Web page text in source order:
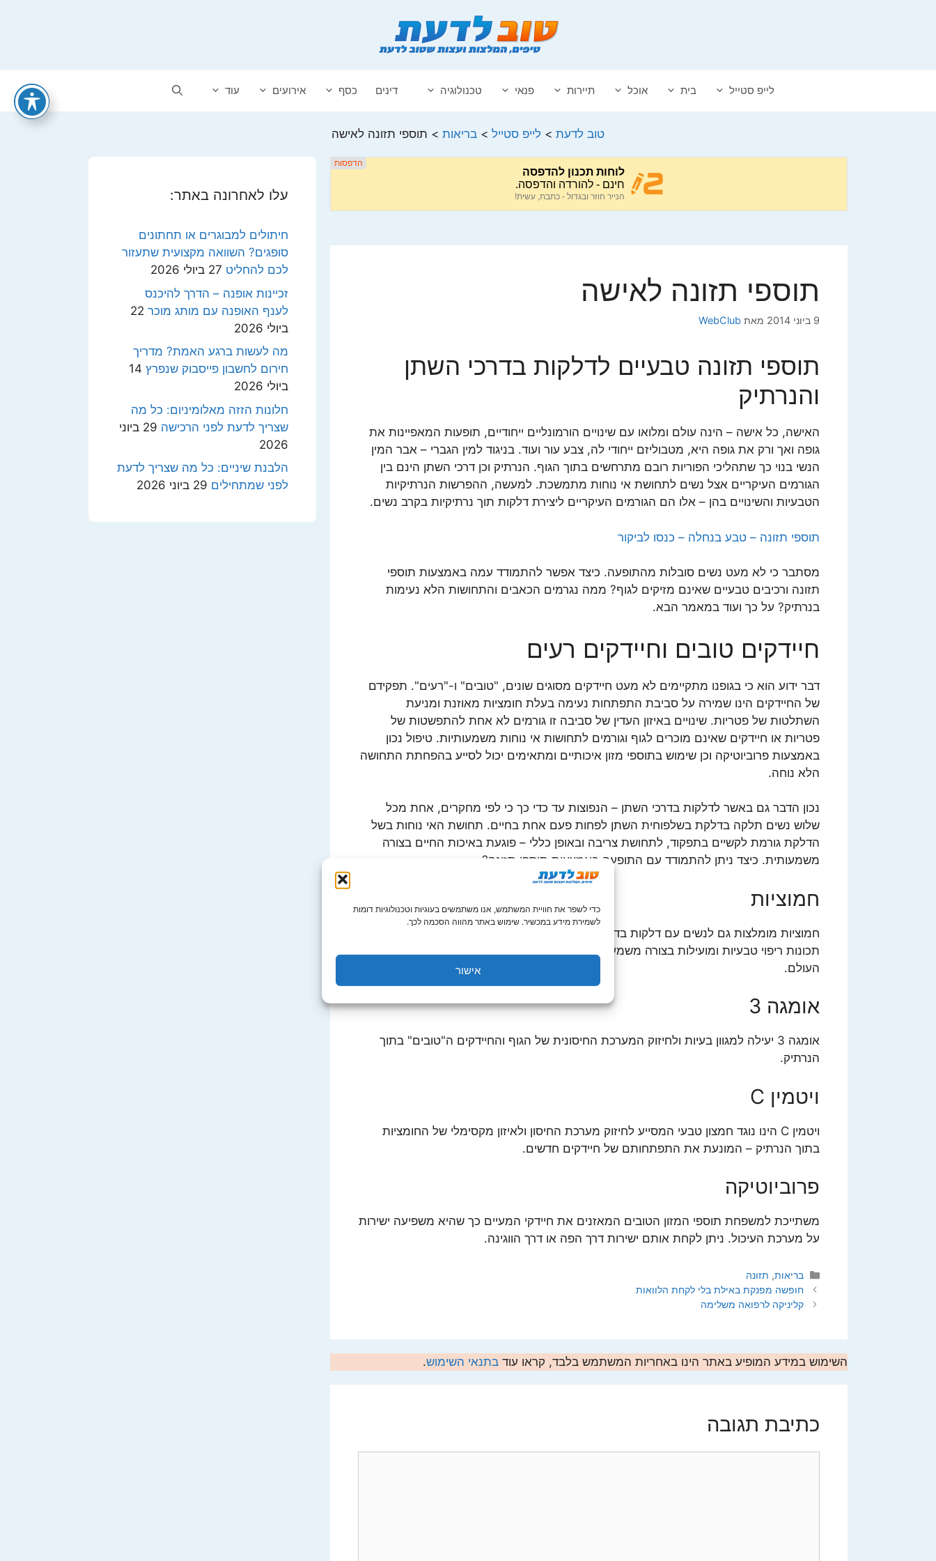
כדי לשפר את חוויית המשתמש, אנו משתמשים בעוגיות וטכנולוגיות דומות
לשמירת מידע במכשיר. שימוש באתר מהווה הסכמה לכך.
אישור
לייפ סטייל בית אוכל תיירות פנאי טכנולוגיה דינים כסף אירועים עוד
טוב לדעת > לייפ סטייל > בריאות > תוספי תזונה לאישה
תוספי תזונה לאישה
9 ביוני 2014 מאת WebClub
תוספי תזונה טבעיים לדלקות בדרכי השתן
והנרתיק
האישה, כל אישה – הינה עולם ומלואו עם שינויים הורמונליים ייחודיים, תופעות המאפיינות את
גופה ואך ורק את גופה היא, מטבוליזם ייחודי לה, צבע עור ועוד. בניגוד למין הגברי – אבר המין
הנשי בנוי כך שתהליכי הפוריות רובם מתרחשים בתוך הגוף. הנרתיק וכן דרכי השתן הינם בין
הגורמים העיקריים אצל נשים לתחושת אי נוחות מתמשכת. למעשה, ההפרשות הנרתיקיות
הטבעיות והשינויים בהן – אלו הם הגורמים העיקריים ליצירת דלקות תוך נרתיקיות בקרב נשים.
תוספי תזונה – טבע בנחלה – כנסו לביקור
מסתבר כי לא מעט נשים סובלות מהתופעה. כיצד אפשר להתמודד עמה באמצעות תוספי
תזונה ורכיבים טבעיים שאינם מזיקים לגוף? ממה נגרמים הכאבים והתחושות הלא נעימות
בנרתיק? על כך ועוד במאמר הבא.
חיידקים טובים וחיידקים רעים
דבר ידוע הוא כי בגופנו מתקיימים לא מעט חיידקים מסוגים שונים, "טובים" ו-"רעים". תפקידם
של החיידקים הינו שמירה על סביבת התפתחות נעימה בעלת חומציות מאוזנת ומניעת
השתלטות של פטריות. שינויים באיזון העדין של סביבה זו גורמים לא אחת להתפשטות של
פטריות או חיידקים שאינם מוכרים לגוף וגורמים לתחושות אי נוחות משמעותיות. טיפול נכון
באמצעות פרוביוטיקה וכן שימוש בתוספי מזון איכותיים ומתאימים יכול לסייע בהפחתת התחושה
הלא נוחה.
נכון הדבר גם באשר לדלקות בדרכי השתן – הנפוצות עד כדי כך כי לפי מחקרים, אחת מכל
שלוש נשים תלקה בדלקת בשלפוחית השתן לפחות פעם אחת בחיים. תחושת האי נוחות בשל
הדלקת גורמת לקשיים בתפקוד, לתחושת צריבה ובאופן כללי – פוגעת באיכות החיים בצורה
משמעותית. כיצד ניתן להתמודד עם התופעה באמצעות תוספי תזונה?
חמוציות
חמוציות מומלצות גם לנשים עם דלקות בדרכי השתן ובמיוחד להריוניות. החמוציות הינן בעלות
תכונות ריפוי טבעיות ומועילות בצורה משמעותית לירידה בשיעור דלקות בדרכי השתן ברחבי
העולם.
אומגה 3
אומגה 3 יעילה למגוון בעיות ולחיזוק המערכת החיסונית של הגוף והחיידקים ה"טובים" בתוך
הנרתיק.
ויטמין C
ויטמין C הינו נוגד חמצון טבעי המסייע לחיזוק מערכת החיסון ולאיזון מקסימלי של החומציות
בתוך הנרתיק – המונעת את התפתחותם של חיידקים חדשים.
פרוביוטיקה
משתייכת למשפחת תוספי המזון הטובים המאזנים את חיידקי המעיים כך שהיא משפיעה ישירות
על מערכת העיכול. ניתן לקחת אותם ישירות דרך הפה או דרך הווגינה.
קטגוריות
בריאות, תזונה
חופשה מפנקת באילת בלי לקחת הלוואות
קליניקה לרפואה משלימה
השימוש במידע המופיע באתר הינו באחריות המשתמש בלבד, קראו עוד בתנאי השימוש.
כתיבת תגובה
עלו לאחרונה באתר:
חיתולים למבוגרים או תחתונים
סופגים? השוואה מקצועית שתעזור
לכם להחליט 27 ביולי 2026
זכיינות אופנה – הדרך להיכנס
לענף האופנה עם מותג מוכר 22
ביולי 2026
מה לעשות ברגע האמת? מדריך
חירום לחשבון פייסבוק שנפרץ 14
ביולי 2026
חלונות הזזה מאלומיניום: כל מה
שצריך לדעת לפני הרכישה
29 ביוני
2026
הלבנת שיניים: כל מה שצריך לדעת
לפני שמתחילים 29 ביוני 2026